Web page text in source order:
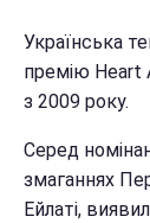
Українська
премію Heart
з 2009 року.
Серед
змаганнях
Ейлаті,